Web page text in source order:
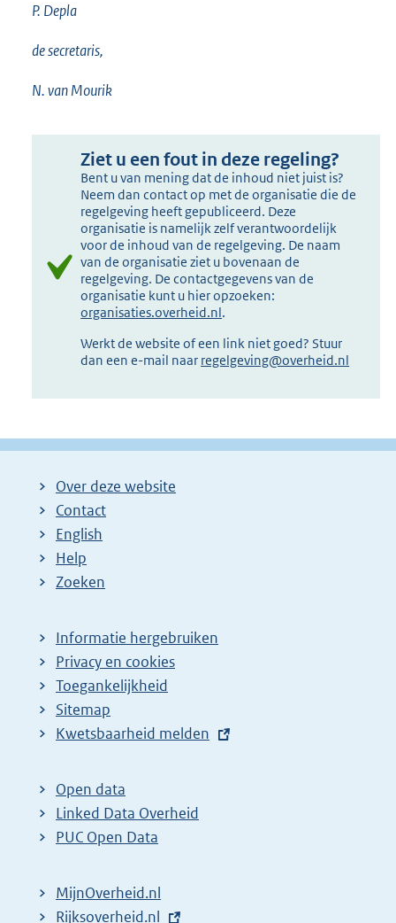
P. Depla
de secretaris,
N. van Mourik
Ziet u een fout in deze regeling?
Bent u van mening dat de inhoud niet juist is?
Neem dan contact op met de organisatie die de
regelgeving heeft gepubliceerd. Deze
organisatie is namelijk zelf verantwoordelijk
voor de inhoud van de regelgeving. De naam
van de organisatie ziet u bovenaan de
regelgeving. De contactgegevens van de
organisatie kunt u hier opzoeken:
organisaties.overheid.nl.
Werkt de website of een link niet goed? Stuur
dan een e-mail naar regelgeving@overheid.nl
Over deze website
Contact
English
Help
Zoeken
Informatie hergebruiken
Privacy en cookies
Toegankelijkheid
Sitemap
E
t
e
r
l
Kwetsbaarheid melden
Open data
Linked Data Overheid
PUC Open Data
MijnOverheid.nl
E
Rijksoverheid.nl